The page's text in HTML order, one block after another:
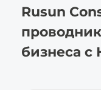
Rusun
бизнеса с